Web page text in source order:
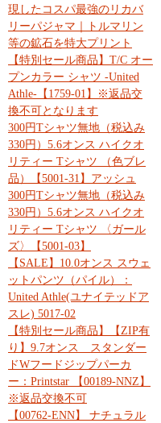
現したコスパ最強のリカバ
リーパジャマ｜トルマリン
等の鉱石を特大プリント
【特別セール商品】T/C オー
プンカラー シャツ -United
Athle-【1759-01】※返品交
換不可となります
300円Tシャツ無地（税込み
330円）5.6オンス ハイクオ
リティー Tシャツ （色ブレ
品）【5001-31】アッシュ
300円Tシャツ無地（税込み
330円）5.6オンス ハイクオ
リティー Tシャツ 〈ガール
ズ〉【5001-03】
【SALE】10.0オンス スウェ
ットパンツ（パイル）：
United Athle(ユナイテッドア
スレ) 5017-02
【特別セール商品】【ZIP有
り】9.7オンス スタンダー
ドWフードジップパーカ
ー：Printstar 【00189-NNZ】
※返品交換不可
【00762-ENN】 ナチュラル